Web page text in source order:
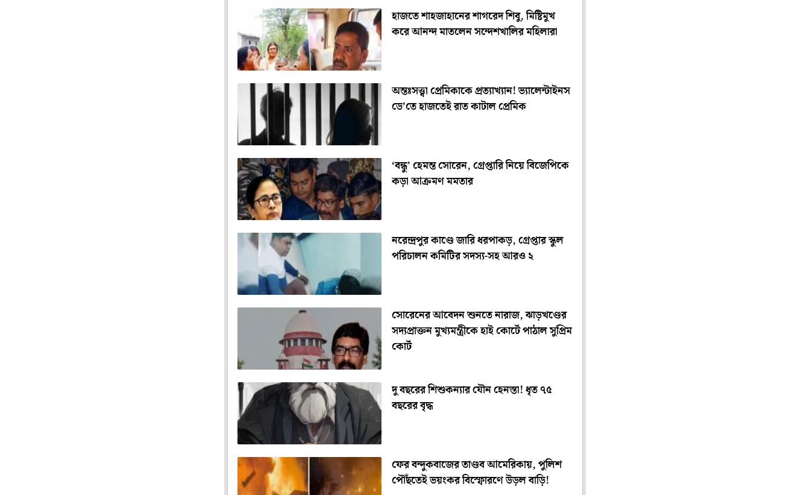
হাজতে শাহজাহানের শাগরেদ শিবু, মিষ্টিমুখ
করে আনন্দ মাতলেন সন্দেশখালির মহিলারা
অন্তঃসত্ত্বা প্রেমিকাকে প্রত্যাখ্যান! ভ্যালেন্টাইনস
ডে’তে হাজতেই রাত কাটাল প্রেমিক
‘বন্ধু’ হেমন্ত সোরেন, গ্রেপ্তারি নিয়ে বিজেপিকে
কড়া আক্রমণ মমতার
নরেন্দ্রপুর কাণ্ডে জারি ধরপাকড়, গ্রেপ্তার স্কুল
পরিচালন কমিটির সদস্য-সহ আরও ২
সোরেনের আবেদন শুনতে নারাজ, ঝাড়খণ্ডের
সদ্যপ্রাক্তন মুখ্যমন্ত্রীকে হাই কোর্টে পাঠাল সুপ্রিম
কোর্ট
দু বছরের শিশুকন্যার যৌন হেনস্তা! ধৃত ৭৫
বছরের বৃদ্ধ
ফের বন্দুকবাজের তাণ্ডব আমেরিকায়, পুলিশ
পৌঁছতেই ভয়ংকর বিস্ফোরণে উড়ল বাড়ি!